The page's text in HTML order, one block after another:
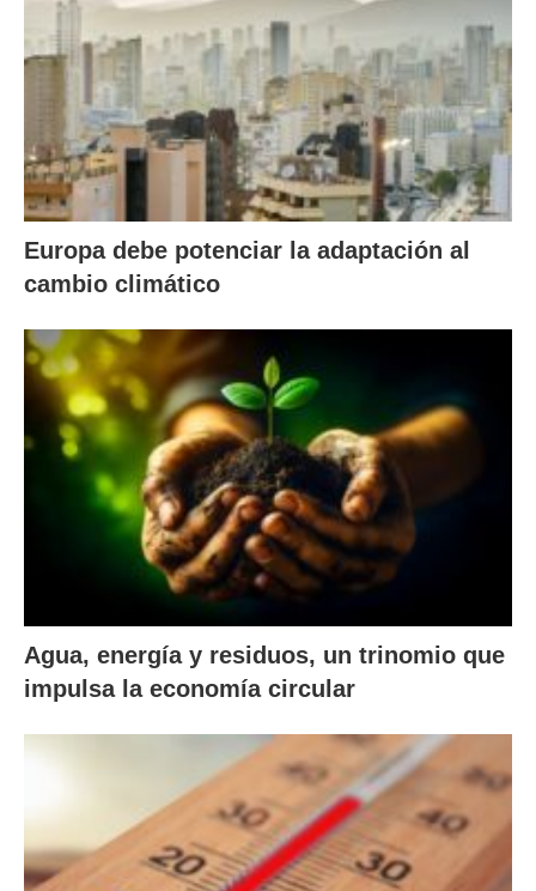
Europa debe potenciar la adaptación al
cambio climático
Agua, energía y residuos, un trinomio que
impulsa la economía circular